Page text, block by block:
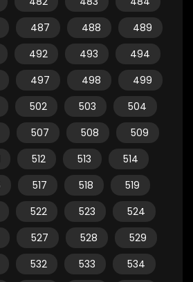
487 488
489
492 493
494
497 498
499
502 503
504
507 508
509
512 513
514
517 518
519
522 523
524
527 528
529
532 533
534